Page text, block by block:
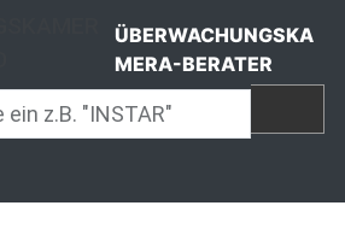
ÜBERWACHUNGSKA
MERA-BERATER